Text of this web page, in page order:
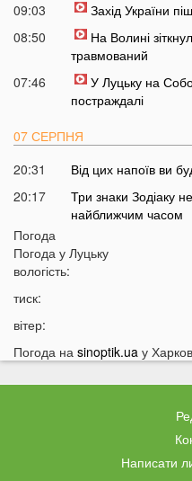
09:03
Захід України
08:50
На Волині
травмований
07:46
У Луцьку на
постраждалі
07 СЕРПНЯ
20:31
Від цих напоїв ви
20:17
Три знаки Зодіаку
найближчим часом
19:49
суботу та неділю
рибу
18:28
Українці можуть
Затяжна війна та
Погода
Погода у Луцьку
вологість:
тиск:
вітер:
Погода на sinoptik.ua у
Написати